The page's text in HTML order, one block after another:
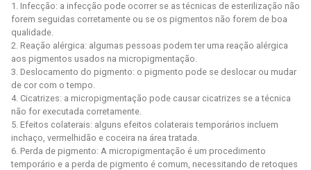
1. Infecção: a infecção pode ocorrer se as técnicas de esterilização não
forem seguidas corretamente ou se os pigmentos não forem de boa
qualidade.
2. Reação alérgica: algumas pessoas podem ter uma reação alérgica
aos pigmentos usados ​​na micropigmentação.
3. Deslocamento do pigmento: o pigmento pode se deslocar ou mudar
de cor com o tempo.
4. Cicatrizes: a micropigmentação pode causar cicatrizes se a técnica
não for executada corretamente.
5. Efeitos colaterais: alguns efeitos colaterais temporários incluem
inchaço, vermelhidão e coceira na área tratada.
6. Perda de pigmento: A micropigmentação é um procedimento
temporário e a perda de pigmento é comum, necessitando de retoques